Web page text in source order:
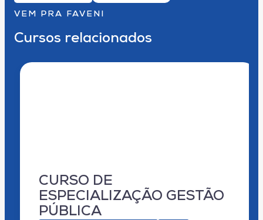
VEM PRA FAVENI
Cursos relacionados
CURSO DE
ESPECIALIZAÇÃO GESTÃO
PÚBLICA